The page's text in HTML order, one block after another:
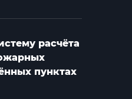
расчёта
пунктах